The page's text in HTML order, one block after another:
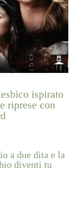
ispirato
riprese con
a due dita e la
diventi tu